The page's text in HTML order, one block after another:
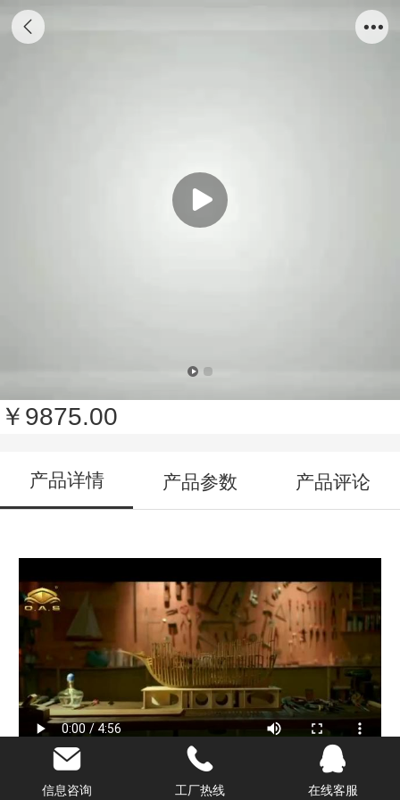
￥9875.00
产品详情 产品参数 产品评论
X船模型制作|工程船模型制作|海工船模型
信息咨询 工厂热线 在线客服